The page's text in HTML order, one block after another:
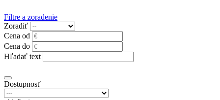
Filtre a zoradenie
Zoradiť
Cena od
Cena do
Hľadať text
Dostupnosť